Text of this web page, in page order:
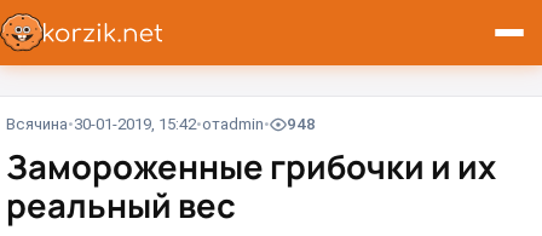
Всячина 30-01-2019, 15:42 отadmin 948
Замороженные грибочки и их
реальный вес